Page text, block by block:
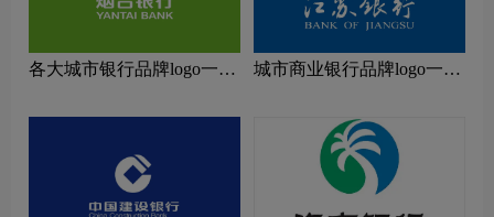
各大城市银行品牌logo一
城市商业银行品牌logo一